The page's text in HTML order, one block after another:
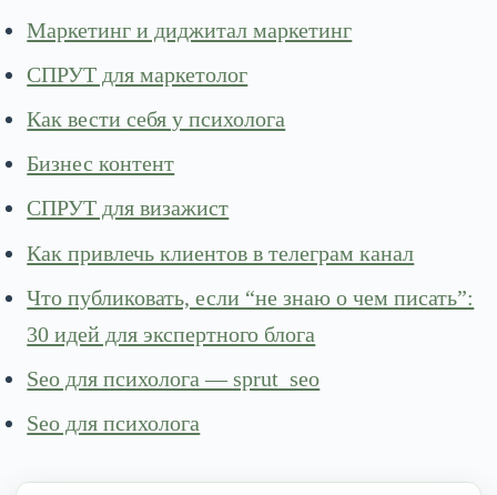
Маркетинг и диджитал маркетинг
СПРУТ для маркетолог
Как вести себя у психолога
Бизнес контент
СПРУТ для визажист
Как привлечь клиентов в телеграм канал
Что публиковать, если “не знаю о чем писать”:
30 идей для экспертного блога
Seo для психолога — sprut_seo
Seo для психолога